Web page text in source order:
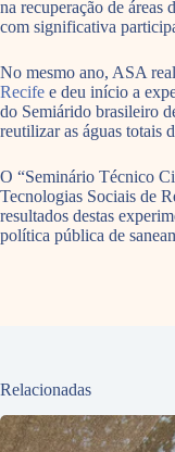
na recuperação de áreas
com significativa
No mesmo ano, ASA
Recife e deu início a
do Semiárido brasileiro
reutilizar as águas totais
O “Seminário Técnico
Tecnologias Sociais de
resultados destas
política pública de
Relacionadas